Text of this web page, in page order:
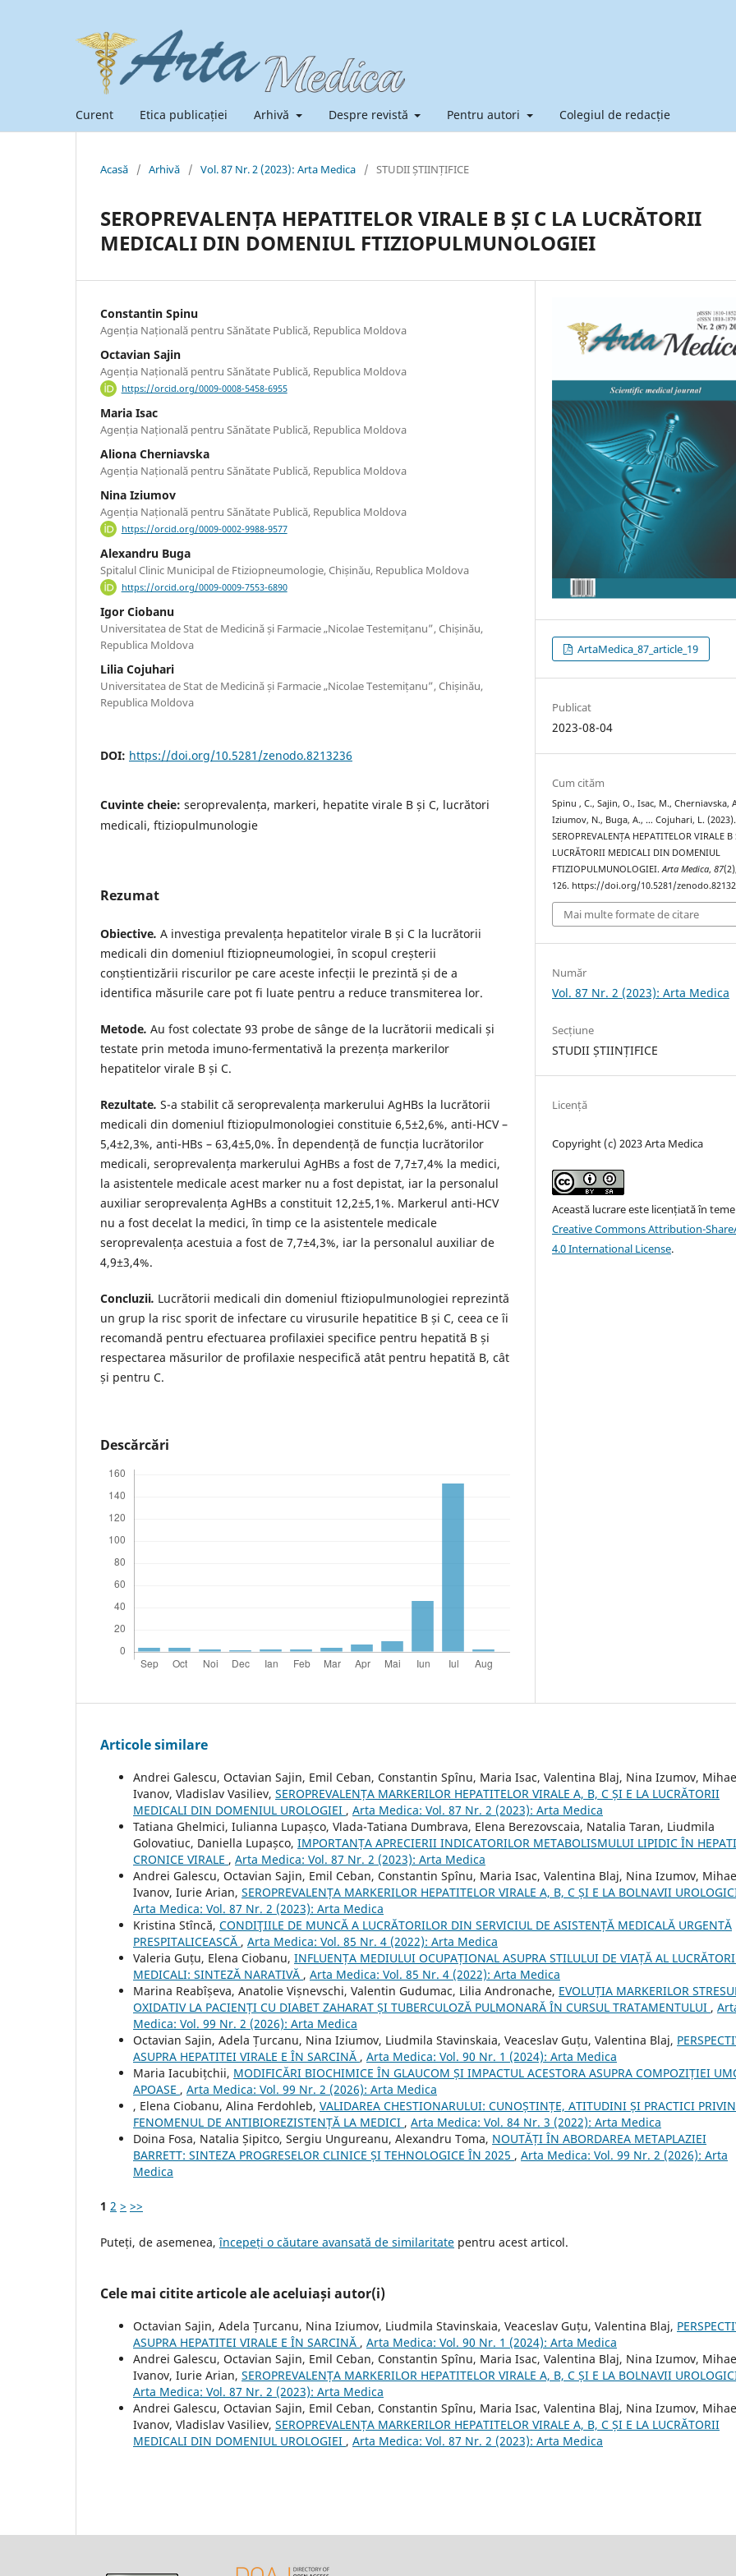
Curent Etica publicației Arhivă Despre revistă Pentru autori Colegiul de redacție
Acasă / Arhivă / Vol. 87 Nr. 2 (2023): Arta Medica / STUDII ȘTIINȚIFICE
SEROPREVALENȚA HEPATITELOR VIRALE B ȘI C LA LUCRĂTORII
MEDICALI DIN DOMENIUL FTIZIOPULMUNOLOGIEI
Constantin Spinu
Agenția Națională pentru Sănătate Publică, Republica Moldova
Octavian Sajin
Agenția Națională pentru Sănătate Publică, Republica Moldova
https://orcid.org/0009-0008-5458-6955
Maria Isac
Agenția Națională pentru Sănătate Publică, Republica Moldova
Aliona Cherniavska
Agenția Națională pentru Sănătate Publică, Republica Moldova
Nina Iziumov
Agenția Națională pentru Sănătate Publică, Republica Moldova
https://orcid.org/0009-0002-9988-9577
Alexandru Buga
Spitalul Clinic Municipal de Ftiziopneumologie, Chișinău, Republica Moldova
https://orcid.org/0009-0009-7553-6890
Igor Ciobanu
Universitatea de Stat de Medicină și Farmacie „Nicolae Testemițanu”, Chișinău,
Republica Moldova
Lilia Cojuhari
Universitatea de Stat de Medicină și Farmacie „Nicolae Testemițanu”, Chișinău,
Republica Moldova
DOI: https://doi.org/10.5281/zenodo.8213236
Cuvinte cheie: seroprevalența, markeri, hepatite virale B și C, lucrători
medicali, ftiziopulmunologie
Rezumat
Obiective. A investiga prevalența hepatitelor virale B și C la lucrătorii
medicali din domeniul ftiziopneumologiei, în scopul creșterii
conștientizării riscurilor pe care aceste infecții le prezintă și de a
identifica măsurile care pot fi luate pentru a reduce transmiterea lor.
Metode. Au fost colectate 93 probe de sânge de la lucrătorii medicali și
testate prin metoda imuno-fermentativă la prezența markerilor
hepatitelor virale B și C.
Rezultate. S-a stabilit că seroprevalența markerului AgHBs la lucrătorii
medicali din domeniul ftiziopulmonologiei constituie 6,5±2,6%, anti-HCV –
5,4±2,3%, anti-HBs – 63,4±5,0%. În dependență de funcția lucrătorilor
medicali, seroprevalența markerului AgHBs a fost de 7,7±7,4% la medici,
la asistentele medicale acest marker nu a fost depistat, iar la personalul
auxiliar seroprevalența AgHBs a constituit 12,2±5,1%. Markerul anti-HCV
nu a fost decelat la medici, în timp ce la asistentele medicale
seroprevalența acestuia a fost de 7,7±4,3%, iar la personalul auxiliar de
4,9±3,4%.
Concluzii. Lucrătorii medicali din domeniul ftiziopulmunologiei reprezintă
un grup la risc sporit de infectare cu virusurile hepatitice B și C, ceea ce îi
recomandă pentru efectuarea profilaxiei specifice pentru hepatită B și
respectarea măsurilor de profilaxie nespecifică atât pentru hepatită B, cât
și pentru C.
Descărcări
ArtaMedica_87_article_19
Publicat
2023-08-04
Cum cităm
Spinu , C., Sajin, O., Isac, M., Cherniavska,
Iziumov, N., Buga, A., … Cojuhari, L. (2023).
SEROPREVALENȚA HEPATITELOR VIRALE B
LUCRĂTORII MEDICALI DIN DOMENIUL
FTIZIOPULMUNOLOGIEI.Arta Medica,87
126. https://doi.org/10.5281/
Mai multe formate de citare
Număr
Vol. 87 Nr. 2 (2023): Arta Medica
Secțiune
STUDII ȘTIINȚIFICE
Licență
Copyright (c) 2023 Arta Medica
Această lucrare este licențiată în
Creative Commons Attribution-
4.0 International License.
Articole similare
Andrei Galescu, Octavian Sajin, Emil Ceban, Constantin Spînu, Maria Isac, Valentina Blaj, Nina Izumov,
Ivanov, Vladislav Vasiliev, SEROPREVALENȚA MARKERILOR HEPATITELOR VIRALE A, B, C ȘI E LA LUCRĂTORII
MEDICALI DIN DOMENIUL UROLOGIEI , Arta Medica: Vol. 87 Nr. 2 (2023): Arta Medica
Tatiana Ghelmici, Iulianna Lupașco, Vlada-Tatiana Dumbrava, Elena Berezovscaia, Natalia Taran, Liudmila
Golovatiuc, Daniella Lupașco, IMPORTANȚA APRECIERII INDICATORILOR METABOLISMULUI LIPIDIC ÎN
CRONICE VIRALE , Arta Medica: Vol. 87 Nr. 2 (2023): Arta Medica
Andrei Galescu, Octavian Sajin, Emil Ceban, Constantin Spînu, Maria Isac, Valentina Blaj, Nina Izumov,
Ivanov, Iurie Arian, SEROPREVALENȚA MARKERILOR HEPATITELOR VIRALE A, B, C ȘI E LA BOLNAVII
Arta Medica: Vol. 87 Nr. 2 (2023): Arta Medica
Kristina Stîncă, CONDIŢIILE DE MUNCĂ A LUCRĂTORILOR DIN SERVICIUL DE ASISTENȚĂ MEDICALĂ URGENTĂ
PRESPITALICEASCĂ , Arta Medica: Vol. 85 Nr. 4 (2022): Arta Medica
Valeria Guțu, Elena Ciobanu, INFLUENȚA MEDIULUI OCUPAȚIONAL ASUPRA STILULUI DE VIAȚĂ AL
MEDICALI: SINTEZĂ NARATIVĂ , Arta Medica: Vol. 85 Nr. 4 (2022): Arta Medica
Marina Reabîșeva, Anatolie Vișnevschi, Valentin Gudumac, Lilia Andronache, EVOLUȚIA MARKERILOR
OXIDATIV LA PACIENȚI CU DIABET ZAHARAT ȘI TUBERCULOZĂ PULMONARĂ ÎN CURSUL TRATAMENTULUI ,
Medica: Vol. 99 Nr. 2 (2026): Arta Medica
Octavian Sajin, Adela Țurcanu, Nina Iziumov, Liudmila Stavinskaia, Veaceslav Guțu, Valentina Blaj,
ASUPRA HEPATITEI VIRALE E ÎN SARCINĂ , Arta Medica: Vol. 90 Nr. 1 (2024): Arta Medica
Maria Iacubițchii, MODIFICĂRI BIOCHIMICE ÎN GLAUCOM ȘI IMPACTUL ACESTORA ASUPRA COMPOZIȚIEI
APOASE , Arta Medica: Vol. 99 Nr. 2 (2026): Arta Medica
, Elena Ciobanu, Alina Ferdohleb, VALIDAREA CHESTIONARULUI: CUNOȘTINȚE, ATITUDINI ȘI PRACTICI
FENOMENUL DE ANTIBIOREZISTENȚĂ LA MEDICI , Arta Medica: Vol. 84 Nr. 3 (2022): Arta Medica
Doina Fosa, Natalia Șipitco, Sergiu Ungureanu, Alexandru Toma, NOUTĂȚI ÎN ABORDAREA METAPLAZIEI
BARRETT: SINTEZA PROGRESELOR CLINICE ȘI TEHNOLOGICE ÎN 2025 , Arta Medica: Vol. 99 Nr. 2 (2026): Arta
Medica
1 2 > >>
Puteți, de asemenea,începeți o căutare avansată de similaritate pentru acest articol.
Cele mai citite articole ale aceluiași autor(i)
Octavian Sajin, Adela Țurcanu, Nina Iziumov, Liudmila Stavinskaia, Veaceslav Guțu, Valentina Blaj,
ASUPRA HEPATITEI VIRALE E ÎN SARCINĂ , Arta Medica: Vol. 90 Nr. 1 (2024): Arta Medica
Andrei Galescu, Octavian Sajin, Emil Ceban, Constantin Spînu, Maria Isac, Valentina Blaj, Nina Izumov,
Ivanov, Iurie Arian, SEROPREVALENȚA MARKERILOR HEPATITELOR VIRALE A, B, C ȘI E LA BOLNAVII
Arta Medica: Vol. 87 Nr. 2 (2023): Arta Medica
Andrei Galescu, Octavian Sajin, Emil Ceban, Constantin Spînu, Maria Isac, Valentina Blaj, Nina Izumov,
Ivanov, Vladislav Vasiliev, SEROPREVALENȚA MARKERILOR HEPATITELOR VIRALE A, B, C ȘI E LA LUCRĂTORII
MEDICALI DIN DOMENIUL UROLOGIEI , Arta Medica: Vol. 87 Nr. 2 (2023): Arta Medica